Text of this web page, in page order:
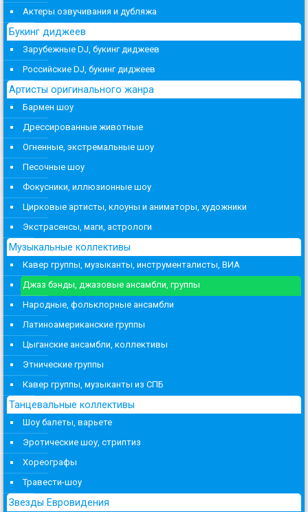
Актеры озвучивания и дубляжа
Букинг диджеев
Зарубежные DJ, букинг диджеев
Российские DJ, букинг диджеев
Артисты оригинального жанра
Бармен шоу
Дрессированные животные
Огненные, экстремальные шоу
Песочные шоу
Фокусники, иллюзионные шоу
Цирковые артисты, клоуны и аниматоры, художники
Экстрасенсы, маги, астрологи
Музыкальные коллективы
Кавер группы, музыканты, инструменталисты, ВИА
Джаз бэнды, джазовые ансамбли, группы
Народные, фольклорные ансамбли
Латиноамериканские группы
Цыганские ансамбли, коллективы
Этнические группы
Кавер группы, музыканты из СПБ
Танцевальные коллективы
Шоу балеты, варьете
Эротические шоу, стриптиз
Хореографы
Травести-шоу
Звезды Евровидения